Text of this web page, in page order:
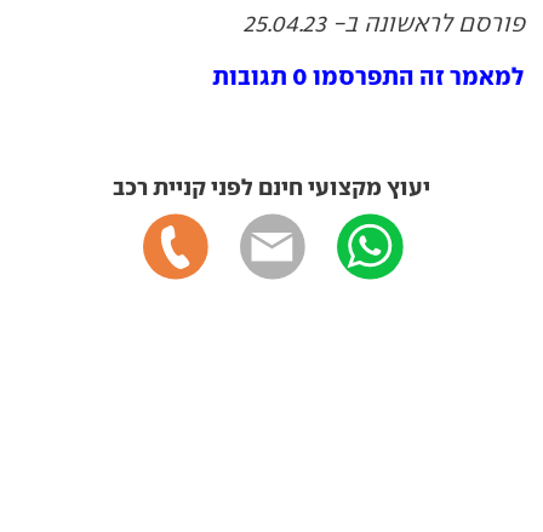
פורסם לראשונה ב- 25.04.23
למאמר זה התפרסמו 0 תגובות
יעוץ מקצועי חינם לפני קניית רכב